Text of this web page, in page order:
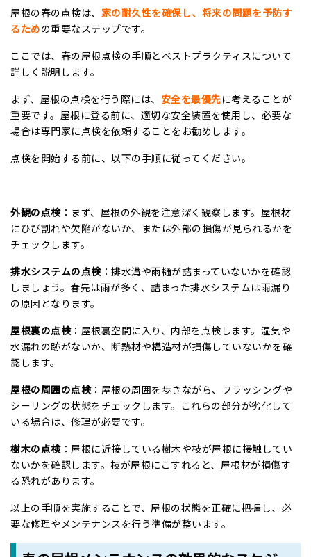
屋根の春の点検は、 家の耐久性を確保し、将来の問題を予防す
るための重要なステップです。
ここでは、春の屋根点検の手順とベストプラクティスについて
詳しく説明します。
まず、屋根の点検を行う際には、 安全を最優先に考えることが
重要です。屋根に登る前に、適切な安全装置を使用し、必要な
場合は専門家に点検を依頼することをお勧めします。
点検を開始する前に、以下の手順に従ってください。
外観の点検：まず、屋根の外観を注意深く観察します。屋根材
にひび割れや欠陥がないか、または外部の損傷が見られるかを
チェックします。
排水システムの点検：排水溝や雨樋が詰まっていないかを確認
しましょう。春先は雨が多く、詰まった排水システムは雨漏り
の原因となります。
屋根裏の点検：屋根裏空間に入り、内部を点検します。湿気や
水漏れの跡がないか、断熱材や構造材が損傷していないかを確
認します。
屋根の周囲の点検：屋根の周囲を歩きながら、フラッシングや
シーリングの状態をチェックします。これらの部分が劣化して
いる場合は、修理が必要です。
樹木の点検：屋根に近接している樹木や枝が屋根に接触してい
ないかを確認します。枝が屋根にこすれると、屋根材が損傷す
る恐れがあります。
以上の手順を実施することで、屋根の状態を正確に把握し、必
要な修理やメンテナンスを行う準備が整います。